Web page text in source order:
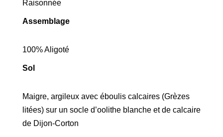
Raisonnée
Assemblage
100% Aligoté
Sol
Maigre, argileux avec éboulis calcaires (Grèzes
litées) sur un socle d’oolithe blanche et de calcaire
de Dijon-Corton